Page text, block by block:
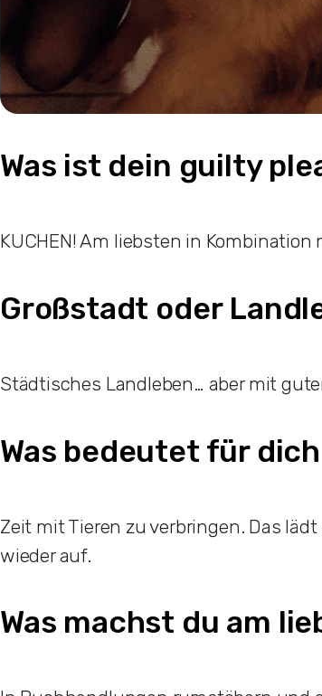
Was ist dein guilty
KUCHEN! Am liebsten in Kombination
Großstadt oder
Städtisches Landleben… aber mit
Was bedeutet für
Zeit mit Tieren zu verbringen. Das
wieder auf.
Was machst du am